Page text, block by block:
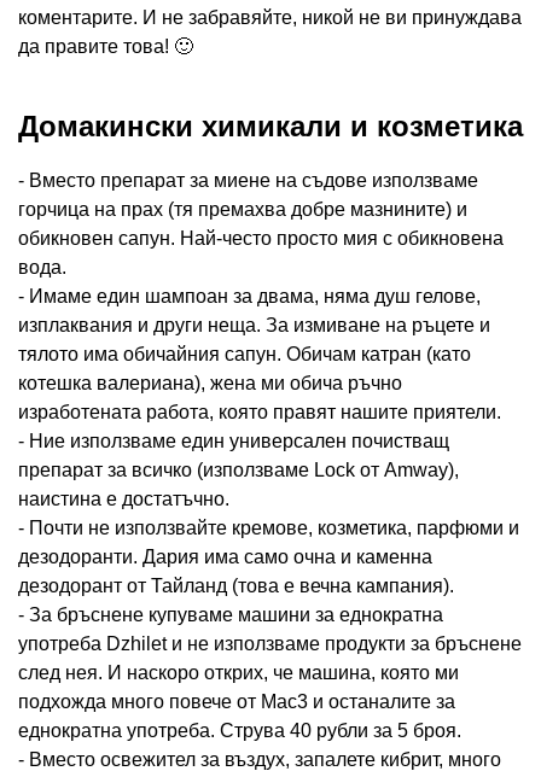
коментарите. И не забравяйте, никой не ви принуждава
да правите това! 🙂
Домакински химикали и козметика
- Вместо препарат за миене на съдове използваме
горчица на прах (тя премахва добре мазнините) и
обикновен сапун. Най-често просто мия с обикновена
вода.
- Имаме един шампоан за двама, няма душ гелове,
изплаквания и други неща. За измиване на ръцете и
тялото има обичайния сапун. Обичам катран (като
котешка валериана), жена ми обича ръчно
изработената работа, която правят нашите приятели.
- Ние използваме един универсален почистващ
препарат за всичко (използваме Lock от Amway),
наистина е достатъчно.
- Почти не използвайте кремове, козметика, парфюми и
дезодоранти. Дария има само очна и каменна
дезодорант от Тайланд (това е вечна кампания).
- За бръснене купуваме машини за еднократна
употреба Dzhilet и не използваме продукти за бръснене
след нея. И наскоро открих, че машина, която ми
подхожда много повече от Mac3 и останалите за
еднократна употреба. Струва 40 рубли за 5 броя.
- Вместо освежител за въздух, запалете кибрит, много